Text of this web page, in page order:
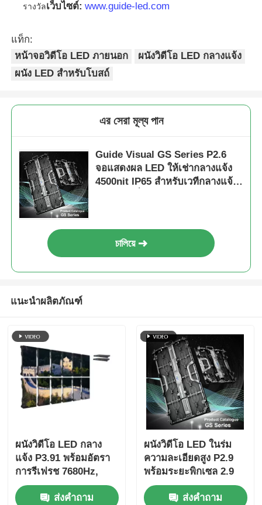
รางวัลเว็บไซต์: www.guide-led.com
แท็ก:
หน้าจอวิดีโอ LED ภายนอก
ผนังวิดีโอ LED กลางแจ้ง
ผนัง LED สำหรับโบสถ์
এর সেরা মূল্য পান
Guide Visual GS Series P2.6
จอแสดงผล LED ให้เช่ากลางแจ้ง
4500nit IP65 สำหรับเวทีกลางแจ้ง
চালিয়ে
แนะนำผลิตภัณฑ์
ผนังวิดีโอ LED กลาง
แจ้ง P3.91 พร้อมอัตรา
การรีเฟรช 7680Hz,
จอแสดงผลสีเต็มรูปแบบ
และการป้องกัน IP65
ส่งคำถาม
ผนังวิดีโอ LED ในร่ม
ความละเอียดสูง P2.9
พร้อมระยะพิกเซล 2.9
มม. อัตราการรีเฟรช
3840 Hz และความสว่าง
ส่งคำถาม